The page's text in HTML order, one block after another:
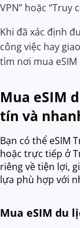
VPN” hoặc “Truy
Khi đã xác định
công việc hay
tìm nơi mua
Mua eSIM
tín và
Bạn có thể eSIM
hoặc trực tiếp ở
riêng về tiện lợi,
lựa phù hợp với
Mua eSIM du